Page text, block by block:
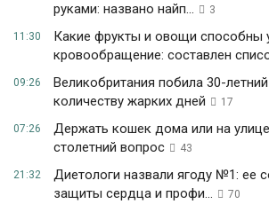
руками: названо найп...
3
11:30
Какие фрукты и овощи способны
кровообращение: составлен
09:26
Великобритания побила 30-
количеству жарких дней
17
07:26
Держать кошек дома или на
столетний вопрос
43
21:32
Диетологи назвали ягоду №1: ее
защиты сердца и профи...
70